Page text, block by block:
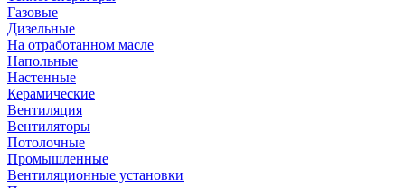
Газовые
Дизельные
На отработанном масле
Напольные
Настенные
Керамические
Вентиляция
Вентиляторы
Потолочные
Промышленные
Вентиляционные установки